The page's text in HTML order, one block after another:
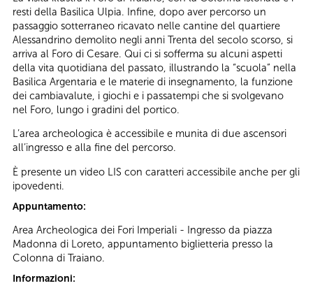
resti della Basilica Ulpia. Infine, dopo aver percorso un
passaggio sotterraneo ricavato nelle cantine del quartiere
Alessandrino demolito negli anni Trenta del secolo scorso, si
arriva al Foro di Cesare. Qui ci si sofferma su alcuni aspetti
della vita quotidiana del passato, illustrando la “scuola” nella
Basilica Argentaria e le materie di insegnamento, la funzione
dei cambiavalute, i giochi e i passatempi che si svolgevano
nel Foro, lungo i gradini del portico.
L’area archeologica è accessibile e munita di due ascensori
all’ingresso e alla fine del percorso.
È presente un video LIS con caratteri accessibile anche per gli
ipovedenti.
Appuntamento:
Area Archeologica dei Fori Imperiali - Ingresso da piazza
Madonna di Loreto, appuntamento biglietteria presso la
Colonna di Traiano.
Informazioni: